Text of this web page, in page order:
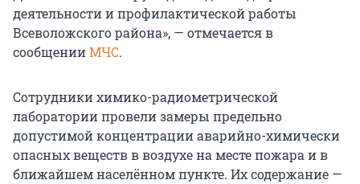
деятельности и профилактической работы
Всеволожского района», — отмечается в
сообщенииМЧС.
Сотрудники химико-радиометрической
лаборатории провели замеры предельно
допустимой концентрации аварийно-химически
опасных веществ в воздухе на месте пожара и в
ближайшем населённом пункте. Их содержание —